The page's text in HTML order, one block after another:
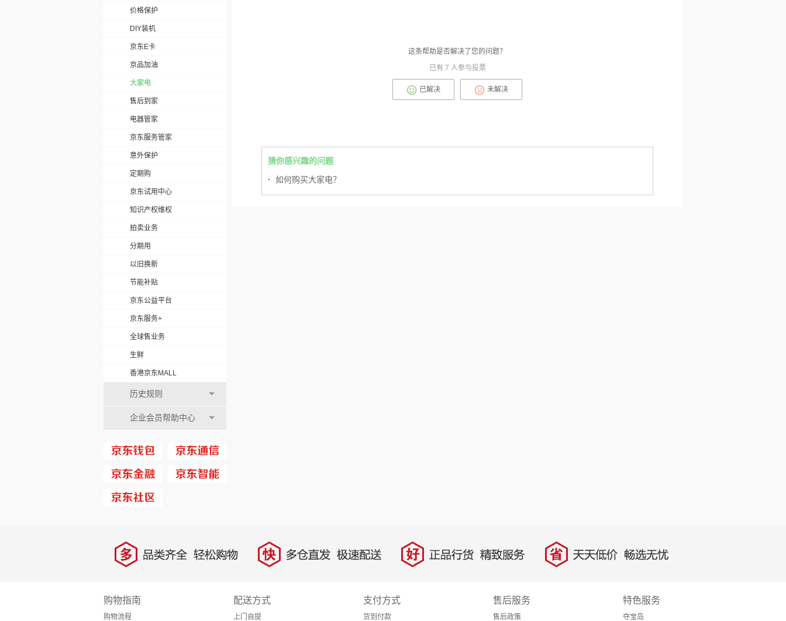
价格保护
DIY装机
京东E卡
京品加油
大家电
售后到家
电器管家
京东服务管家
意外保护
定期购
京东试用中心
知识产权维权
拍卖业务
分期用
以旧换新
节能补贴
京东公益平台
京东服务+
全球售业务
生鲜
香港京东MALL
历史规则
企业会员帮助中心
这条帮助是否解决了您的问题？
已有 7 人参与投票
已解决 未解决
猜你感兴趣的问题
· 如何购买大家电？
多 品类齐全，轻松购物 快 多仓直发，极速配送 好 正品行货，精致服务 省 天天低价，畅选无忧
购物指南
购物流程
配送方式
上门自提
支付方式
货到付款
售后服务
售后政策
特色服务
夺宝岛